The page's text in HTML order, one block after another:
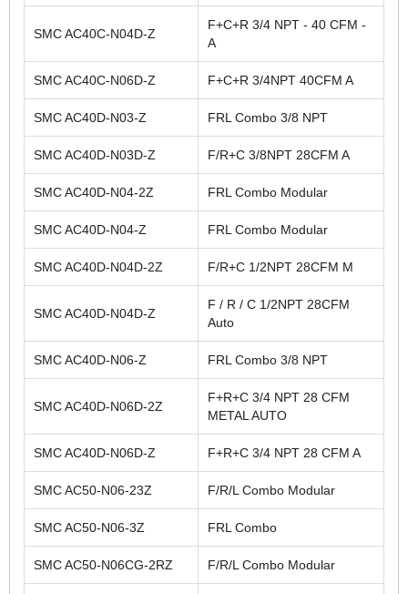
SMC AC40C-N04D-Z
F+C+R 3/4 NPT - 40 CFM -
A
SMC AC40C-N06D-Z F+C+R 3/4NPT 40CFM A
SMC AC40D-N03-Z FRL Combo 3/8 NPT
SMC AC40D-N03D-Z F/R+C 3/8NPT 28CFM A
SMC AC40D-N04-2Z FRL Combo Modular
SMC AC40D-N04-Z FRL Combo Modular
SMC AC40D-N04D-2Z F/R+C 1/2NPT 28CFM M
SMC AC40D-N04D-Z
F / R / C 1/2NPT 28CFM
Auto
SMC AC40D-N06-Z FRL Combo 3/8 NPT
SMC AC40D-N06D-2Z
F+R+C 3/4 NPT 28 CFM
METAL AUTO
SMC AC40D-N06D-Z F+R+C 3/4 NPT 28 CFM A
SMC AC50-N06-23Z F/R/L Combo Modular
SMC AC50-N06-3Z FRL Combo
SMC AC50-N06CG-2RZ F/R/L Combo Modular